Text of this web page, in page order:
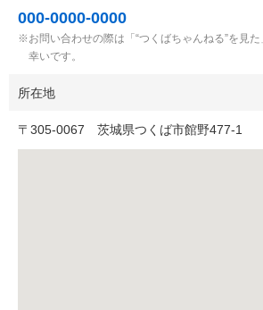
000-0000-0000
お問い合わせの際は「“つくばちゃんねる”を見
幸いです。
所在地
〒 305-0067 茨城県つくば市館野477‐1